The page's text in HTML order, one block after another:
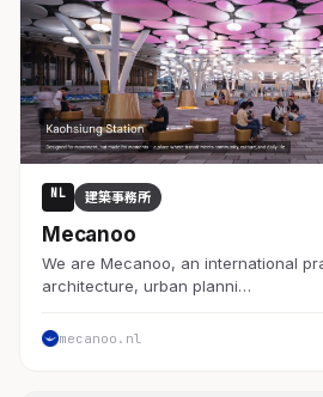
NL 建築事務所
Mecanoo
We are Mecanoo, an international
architecture, urban planni…
mecanoo.nl